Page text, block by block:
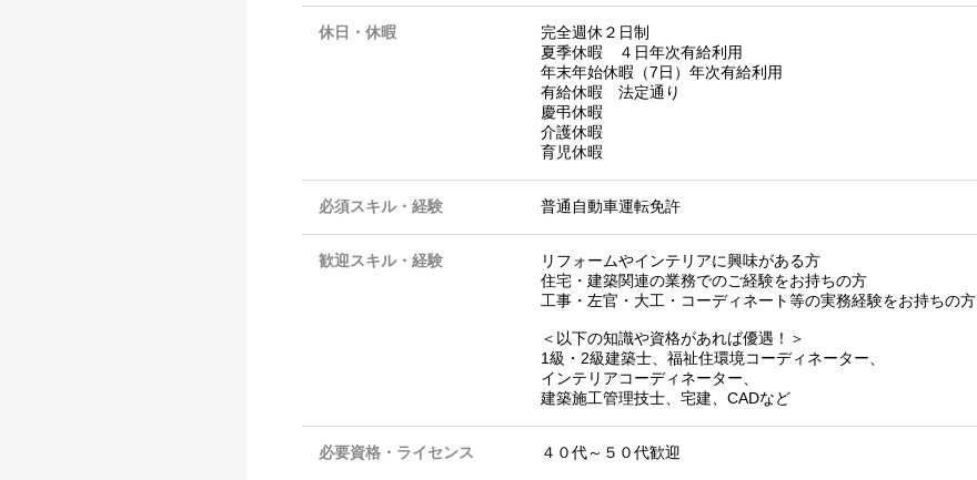
休日・休暇
完全週休２日制
夏季休暇 ４日年次有給利用
年末年始休暇（7日）年次有給利用
有給休暇 法定通り
慶弔休暇
介護休暇
育児休暇
必須スキル・経験 普通自動車運転免許
歓迎スキル・経験
リフォームやインテリアに興味がある方
住宅・建築関連の業務でのご経験をお持ちの方
工事・左官・大工・コーディネート等の実務経験をお持ちの方
＜以下の知識や資格があれば優遇！＞
1級・2級建築士、福祉住環境コーディネーター、
インテリアコーディネーター、
建築施工管理技士、宅建、CADなど
必要資格・ライセンス ４０代～５０代歓迎